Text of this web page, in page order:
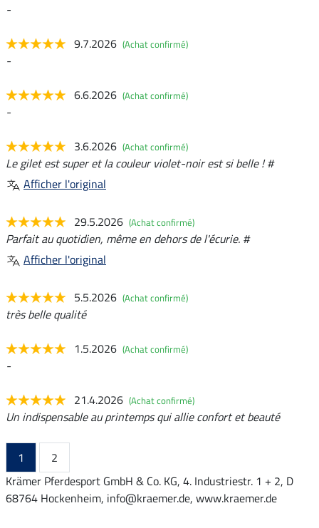
-
9.7.2026 (Achat confirmé)
-
6.6.2026 (Achat confirmé)
-
3.6.2026 (Achat confirmé)
Le gilet est super et la couleur violet-noir est si belle ! #
Afficher l'original
29.5.2026 (Achat confirmé)
Parfait au quotidien, même en dehors de l'écurie. #
Afficher l'original
5.5.2026 (Achat confirmé)
très belle qualité
1.5.2026 (Achat confirmé)
-
21.4.2026 (Achat confirmé)
Un indispensable au printemps qui allie confort et beauté
1
2
Krämer Pferdesport GmbH & Co. KG, 4. Industriestr. 1 + 2, D
68764 Hockenheim, info@kraemer.de, www.kraemer.de